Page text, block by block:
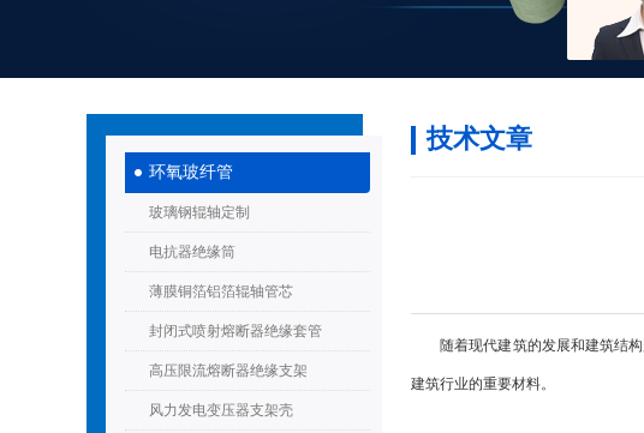
环氧玻纤管
玻璃钢辊轴定制
电抗器绝缘筒
薄膜铜箔铝箔辊轴管芯
封闭式喷射熔断器绝缘套管
高压限流熔断器绝缘支架
风力发电变压器支架壳
技术文章
随着现代建筑的发展和建筑结构
建筑行业的重要材料。